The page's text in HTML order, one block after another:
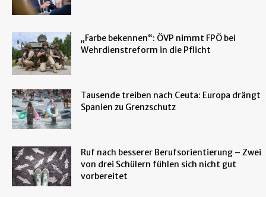
„Farbe bekennen“: ÖVP nimmt FPÖ bei
Wehrdienstreform in die Pflicht
Tausende treiben nach Ceuta: Europa drängt
Spanien zu Grenzschutz
Ruf nach besserer Berufsorientierung – Zwei
von drei Schülern fühlen sich nicht gut
vorbereitet